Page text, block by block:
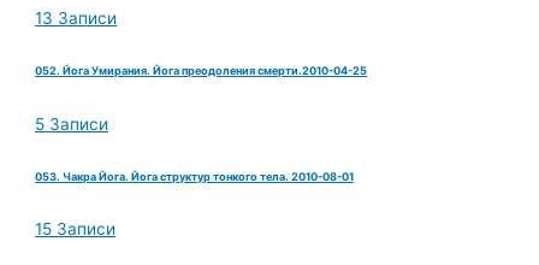
13 Записи
052. Йога Умирания. Йога преодоления смерти.2010-04-25
5 Записи
053. Чакра Йога. Йога структур тонкого тела. 2010-08-01
15 Записи